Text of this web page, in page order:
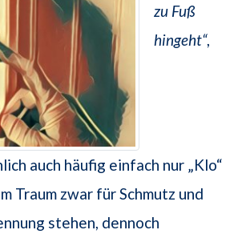
zu Fuß
hingeht“,
auch häufig einfach nur „Klo“
Traum zwar für Schmutz und
stehen, dennoch